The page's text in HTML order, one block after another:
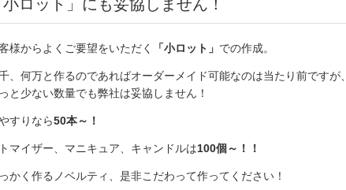
小ロット」にも妥協しません！
様からよくご要望をいただく 「小ロット」 での作成。
、何万と作るのであればオーダーメイド可能なのは当たり前ですが、
と少ない数量でも弊社は妥協しません！
すりなら50本～！
マイザー、マニキュア、キャンドルは100個～！！
かく作るノベルティ、是非こだわって作ってください！